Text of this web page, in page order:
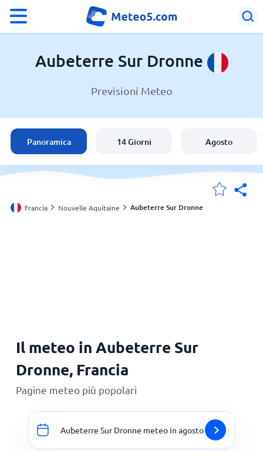
°C
Meteo a Aubeterre Sur Dronne
Francia
Italia
Svizzera
Aubeterre Sur Dronne
Previsioni Meteo
Panoramica 14 Giorni Agosto
Francia Nouvelle Aquitaine Aubeterre Sur Dronne
Il meteo in Aubeterre Sur
Dronne, Francia
Pagine meteo più popolari
Aubeterre Sur Dronne meteo in agosto